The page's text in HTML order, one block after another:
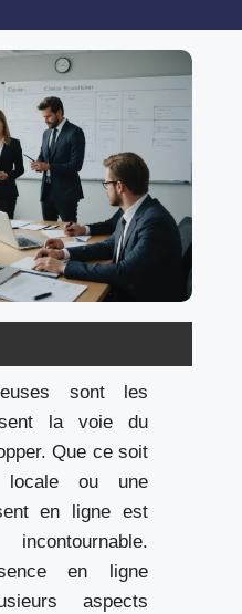
sont les
la voie du
Que ce soit
locale ou une
en ligne est
en ligne
aspects